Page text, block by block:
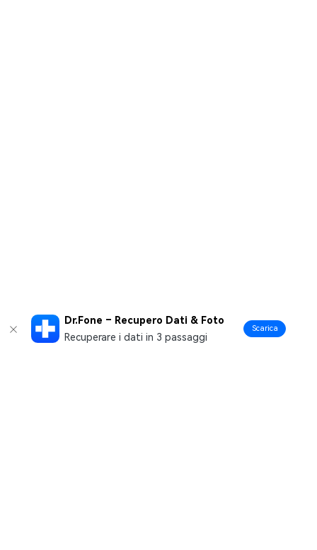
Dr.Fone – Recupero Dati & Foto
Recuperare i dati in 3 passaggi
Scarica